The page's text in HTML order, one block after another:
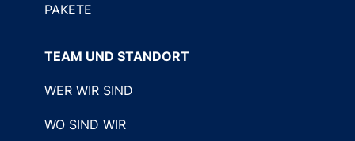
PAKETE
TEAM UND STANDORT
WER WIR SIND
WO SIND WIR